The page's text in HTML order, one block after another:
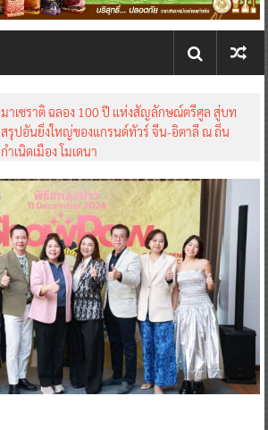
มาเซราติ ฉลอง 100 ปี แห่งสัญลักษณ์ตรีศูล สู่บท
สรุปอันยิ่งใหญ่ของแกรนด์ทัวร์ จีน-อิตาลี ณ ถิ่น
กำเนิดเมือง โมเดนา